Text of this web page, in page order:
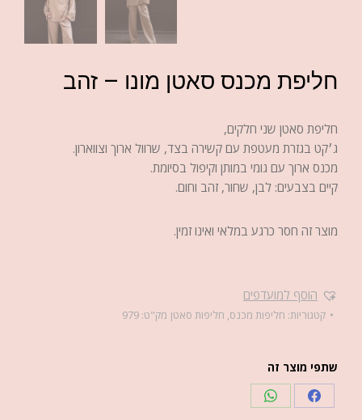
חליפת מכנס סאטן מונו – זהב
חליפת סאטן שני חלקים,
ג׳קט בגזרת מעטפת עם קשירה בצד, שרוול ארוך וצווארון.
מכנס ארוך עם גומי במותן וקיפול בסיומת.
קיים בצבעים: לבן, שחור, זהב וחום.
מוצר זה חסר כרגע במלאי ואינו זמין.
הוסף למועדפים
קטגוריות: חליפות מכנס, חליפות סאטן מק"ט: 979
שתפי מוצר זה